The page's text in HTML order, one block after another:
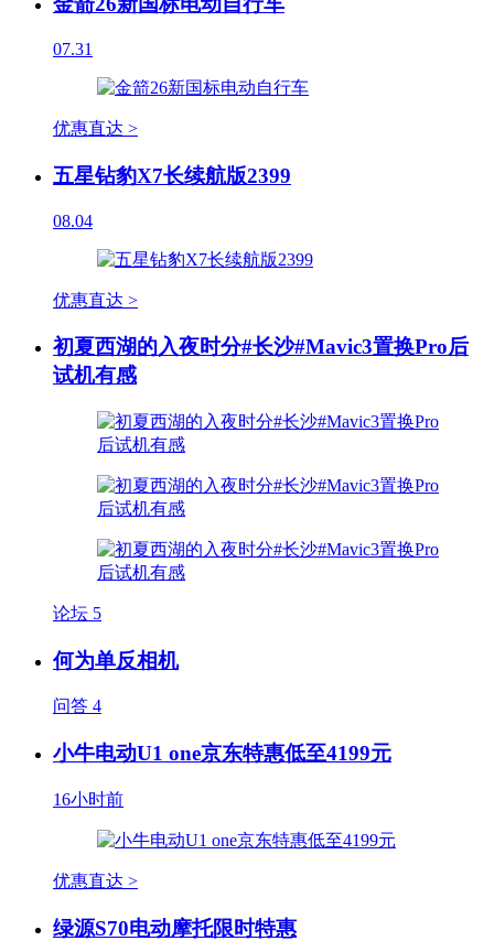
07.31
优惠直达 >
五星钻豹X7长续航版2399
08.04
优惠直达 >
初夏西湖的入夜时分#长沙#Mavic3置换Pro后
试机有感
论坛 5
何为单反相机
问答 4
小牛电动U1 one京东特惠低至4199元
16小时前
优惠直达 >
绿源S70电动摩托限时特惠